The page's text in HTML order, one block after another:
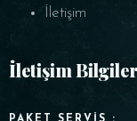
İletişim
İletişim